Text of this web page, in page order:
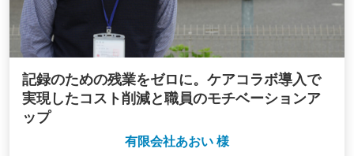
記録のための残業をゼロに。ケアコラボ導入で
実現したコスト削減と職員のモチベーションア
ップ
有限会社あおい 様